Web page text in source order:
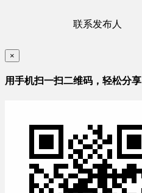
联系发布人
×
用手机扫一扫二维码，轻松分享